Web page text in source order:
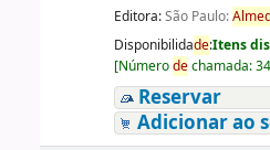
Editora:São Paulo:
Disponibilidade:Itens
[Númerodechamada:
Reservar
Adicionar ao